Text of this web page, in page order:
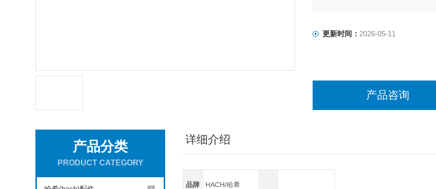
更新时间： 2026-05-11
产品咨询
产品分类
PRODUCT CATEGORY
详细介绍
品牌 HACH/哈希